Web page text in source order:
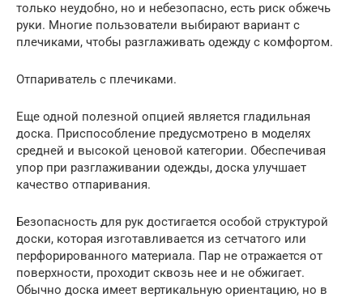
только неудобно, но и небезопасно, есть риск обжечь
руки. Многие пользователи выбирают вариант с
плечиками, чтобы разглаживать одежду с комфортом.
Отпариватель с плечиками.
Еще одной полезной опцией является гладильная
доска. Приспособление предусмотрено в моделях
средней и высокой ценовой категории. Обеспечивая
упор при разглаживании одежды, доска улучшает
качество отпаривания.
Безопасность для рук достигается особой структурой
доски, которая изготавливается из сетчатого или
перфорированного материала. Пар не отражается от
поверхности, проходит сквозь нее и не обжигает.
Обычно доска имеет вертикальную ориентацию, но в